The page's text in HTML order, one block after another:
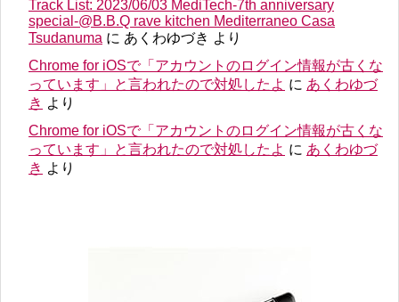
Track List: 2023/06/03 MediTech-7th anniversary
special-@B.B.Q rave kitchen Mediterraneo Casa
Tsudanuma に あくわゆづき より
Chrome for iOSで「アカウントのログイン情報が古くな
っています」と言われたので対処したよ に あくわゆづ
き より
Chrome for iOSで「アカウントのログイン情報が古くな
っています」と言われたので対処したよ に あくわゆづ
き より